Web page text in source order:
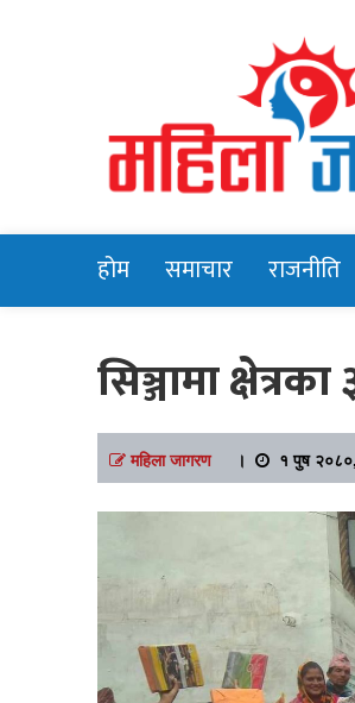
होम समाचार राजनीति
सिञ्जामा
महिला जागरण। १ पुष